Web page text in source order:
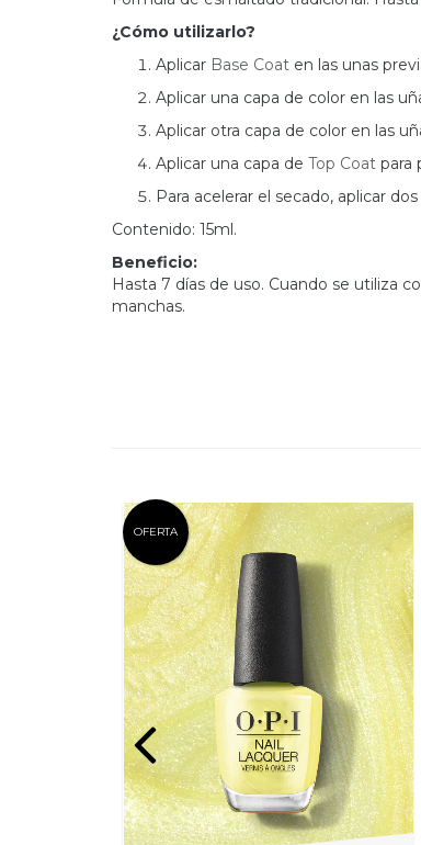
¿Cómo utilizarlo?
Aplicar Base Coat en las unas
Aplicar una capa de color en las
Aplicar otra capa de color en las
Aplicar una capa de Top Coat para
Para acelerar el secado, aplicar
Contenido: 15ml.
Beneficio:
Hasta 7 días de uso. Cuando se utiliza
manchas.
OFERTA